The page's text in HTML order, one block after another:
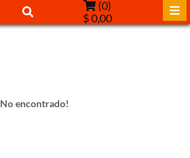
(0)
$ 0,00
No encontrado!